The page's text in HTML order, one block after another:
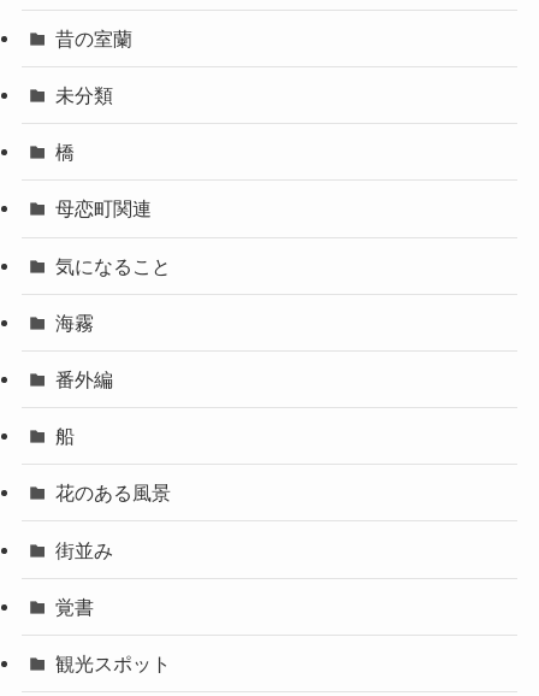
昔の室蘭
未分類
橋
母恋町関連
気になること
海霧
番外編
船
花のある風景
街並み
覚書
観光スポット